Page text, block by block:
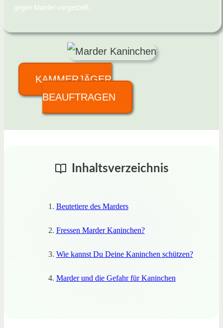
gegen Marder vorgestellt.
KAMMERJÄGER
BEAUFTRAGEN
Inhaltsverzeichnis
Beutetiere des Marders
Fressen Marder Kaninchen?
Wie kannst Du Deine Kaninchen schützen?
Marder und die Gefahr für Kaninchen